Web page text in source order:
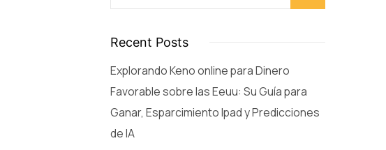
Recent Posts
Explorando Keno online para Dinero
Favorable sobre las Eeuu: Su Guía para
Ganar, Esparcimiento Ipad y Predicciones
de IA